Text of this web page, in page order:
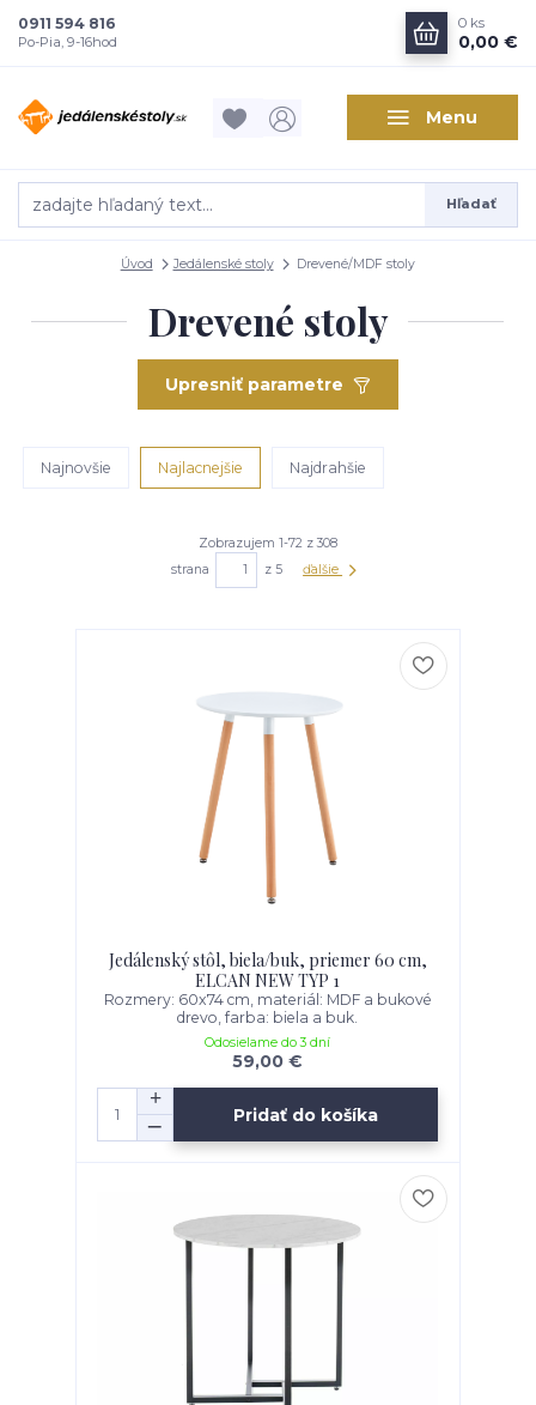
Menu
Hľadať
0911 594 816
Po-Pia, 9-16hod
0 ks
0,00 €
Úvod Jedálenské stoly Drevené/MDF stoly
Drevené stoly
Upresniť parametre
Najnovšie Najlacnejšie Najdrahšie
Zobrazujem 1-72 z 308
strana
z 5 ďalšie
Jedálenský stôl, biela/buk, priemer 60 cm,
ELCAN NEW TYP 1
Rozmery: 60x74 cm, materiál: MDF a bukové
drevo, farba: biela a buk.
59,00 €
Odosielame do 3 dní
Pridať do košíka